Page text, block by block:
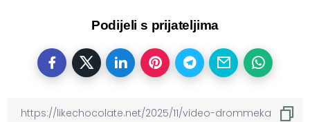
Podijeli s prijateljima